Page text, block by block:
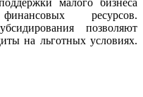
малого бизнеса
ресурсов.
позволяют
на льготных условиях.